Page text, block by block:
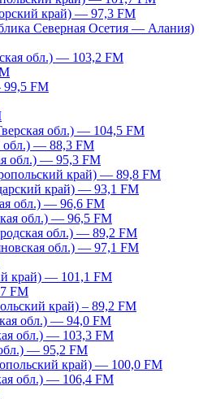
край) — 97,3 FM
Северная Осетия — Алания)
обл.) — 103,2 FM
FM
обл.) — 104,5 FM
обл.) — 88,3 FM
обл.) — 95,3 FM
край) — 89,8 FM
край) — 93,1 FM
обл.) — 96,6 FM
обл.) — 96,5 FM
обл.) — 89,2 FM
обл.) — 97,1 FM
край) — 101,1 FM
FM
край) – 89,2 FM
обл.) — 94,0 FM
обл.) — 103,3 FM
— 95,2 FM
край) — 100,0 FM
обл.) — 106,4 FM